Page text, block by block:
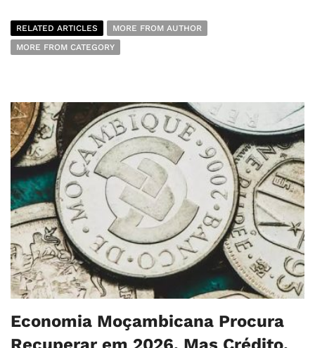
RELATED ARTICLES
MORE FROM AUTHOR
MORE FROM CATEGORY
Economia Moçambicana Procura